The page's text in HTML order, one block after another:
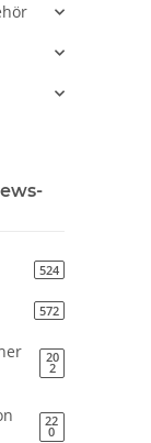
524
572
20
2
22
0